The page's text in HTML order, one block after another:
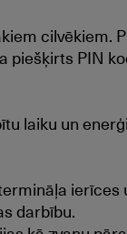
cilvēkiem.
piešķirts PIN
laiku un
ierīces
darbību.